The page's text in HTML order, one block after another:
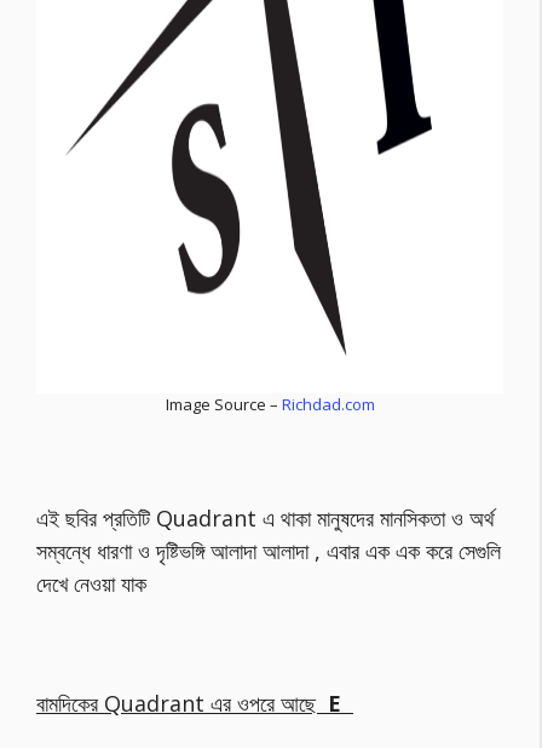
Image Source – Richdad.com
এই ছবির প্রতিটি Quadrant এ থাকা মানুষদের মানসিকতা ও অর্থ
সম্বন্ধে ধারণা ও দৃষ্টিভঙ্গি আলাদা আলাদা , এবার এক এক করে সেগুলি
দেখে নেওয়া যাক
বামদিকের Quadrant এর ওপরে আছে E